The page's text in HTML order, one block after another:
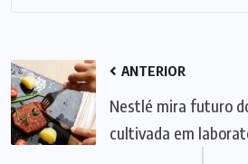
ANTERIOR
Nestlé mira futuro
cultivada em